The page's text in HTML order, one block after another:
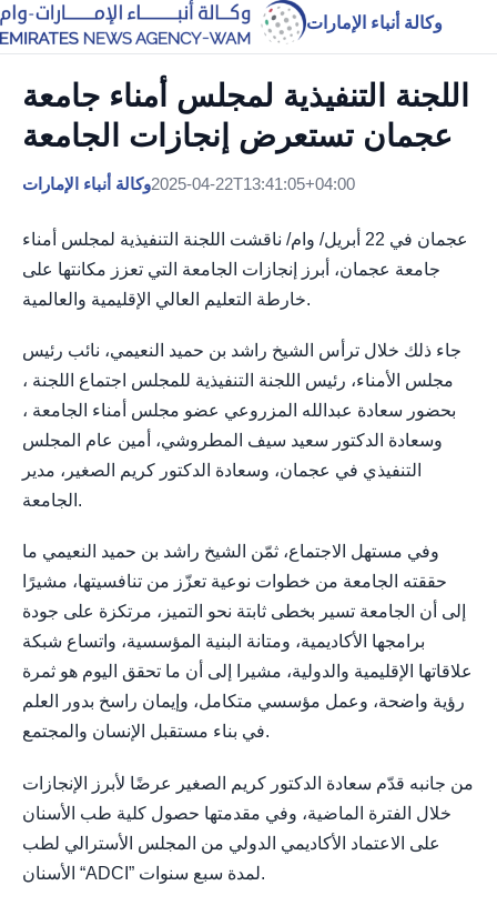
وكالة أنباء الإمارات
عجمان تستعرض إنجازات الجامعة
وكالة أنباء الإمارات2025-04-22T13:41:05+04:00
عجمان في 22 أبريل/ وام/ ناقشت اللجنة التنفيذية لمجلس أمناء
جامعة عجمان، أبرز إنجازات الجامعة التي تعزز مكانتها على
خارطة التعليم العالي الإقليمية والعالمية.
جاء ذلك خلال ترأس الشيخ راشد بن حميد النعيمي، نائب رئيس
مجلس الأمناء، رئيس اللجنة التنفيذية للمجلس اجتماع اللجنة ،
بحضور سعادة عبدالله المزروعي عضو مجلس أمناء الجامعة ،
وسعادة الدكتور سعيد سيف المطروشي، أمين عام المجلس
التنفيذي في عجمان، وسعادة الدكتور كريم الصغير، مدير
الجامعة.
وفي مستهل الاجتماع، ثمّن الشيخ راشد بن حميد النعيمي ما
حققته الجامعة من خطوات نوعية تعزّز من تنافسيتها، مشيرًا
إلى أن الجامعة تسير بخطى ثابتة نحو التميز، مرتكزة على جودة
برامجها الأكاديمية، ومتانة البنية المؤسسية، واتساع شبكة
علاقاتها الإقليمية والدولية، مشيرا إلى أن ما تحقق اليوم هو ثمرة
رؤية واضحة، وعمل مؤسسي متكامل، وإيمان راسخ بدور العلم
في بناء مستقبل الإنسان والمجتمع.
من جانبه قدّم سعادة الدكتور كريم الصغير عرضًا لأبرز الإنجازات
خلال الفترة الماضية، وفي مقدمتها حصول كلية طب الأسنان
على الاعتماد الأكاديمي الدولي من المجلس الأسترالي لطب
الأسنان “ADCI” لمدة سبع سنوات.